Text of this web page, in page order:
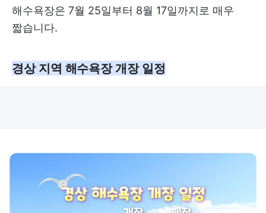
해수욕장은 7월 25일부터 8월 17일까지로 매우
짧습니다.
경상 지역 해수욕장 개장 일정